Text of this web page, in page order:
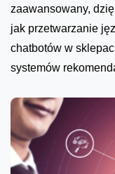
zaawansowany,
jak przetwarzanie
chatbotów w
systemów